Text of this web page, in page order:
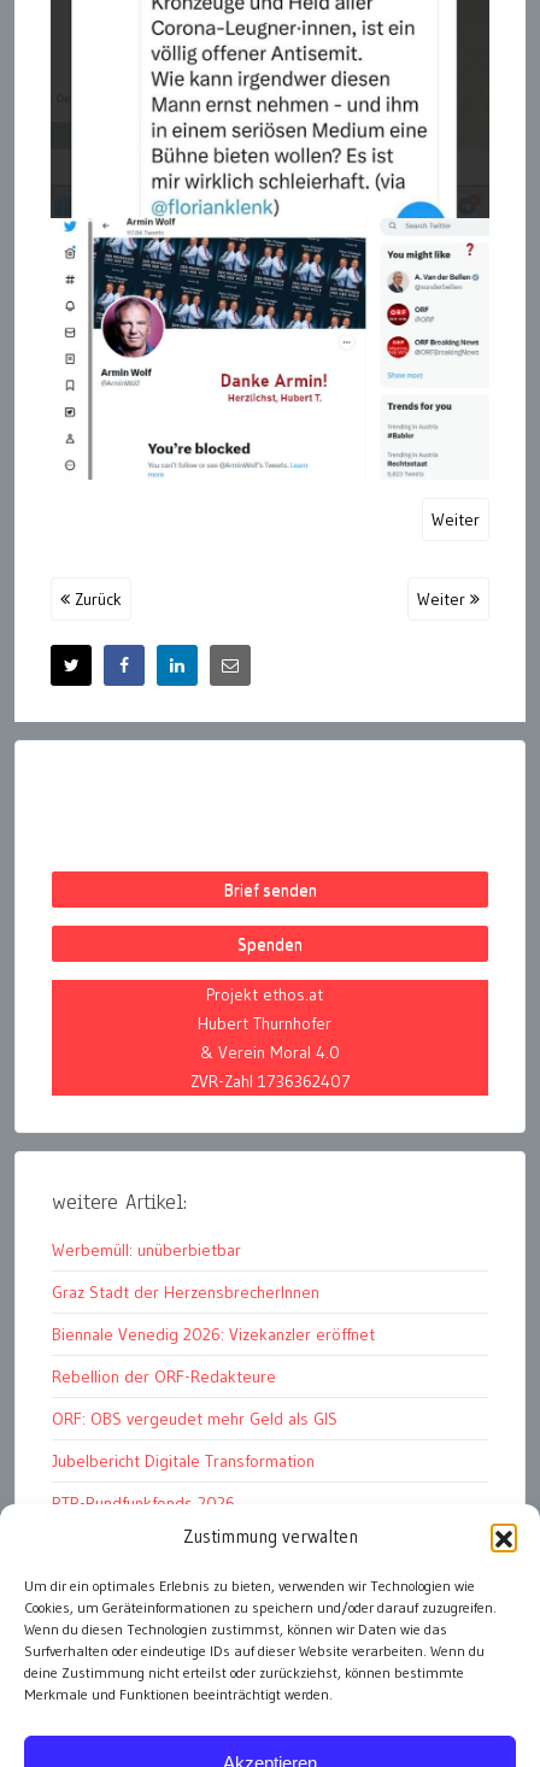
Zustimmung verwalten
Um dir ein optimales Erlebnis zu bieten, verwenden wir Technologien wie
Cookies, um Geräteinformationen zu speichern und/oder darauf zuzugreifen.
Wenn du diesen Technologien zustimmst, können wir Daten wie das
Surfverhalten oder eindeutige IDs auf dieser Website verarbeiten. Wenn du
deine Zustimmung nicht erteilst oder zurückziehst, können bestimmte
Merkmale und Funktionen beeinträchtigt werden.
Akzeptieren
Weiter
Zurück Weiter
Brief senden
Spenden
Projekt ethos.at
Hubert Thurnhofer
& Verein Moral 4.0
ZVR-Zahl 1736362407
weitere Artikel:
Werbemüll: unüberbietbar
Graz Stadt der HerzensbrecherInnen
Biennale Venedig 2026: Vizekanzler eröffnet
Rebellion der ORF-Redakteure
ORF: OBS vergeudet mehr Geld als GIS
Jubelbericht Digitale Transformation
RTR-Rundfunkfonds 2026
Kunstmarkt: Noble Begierden
Woher kommen die „Wiederösterreicher“?
DDR 4.0: Der Fall Dr Witzschel u.a.
alle Artikel